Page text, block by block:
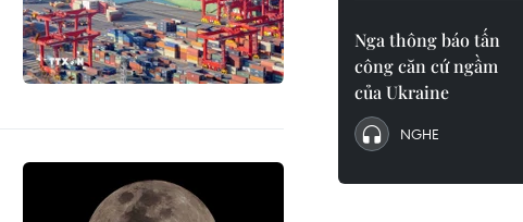
Nga thông báo tấn
công căn cứ ngầm
của Ukraine
NGHE